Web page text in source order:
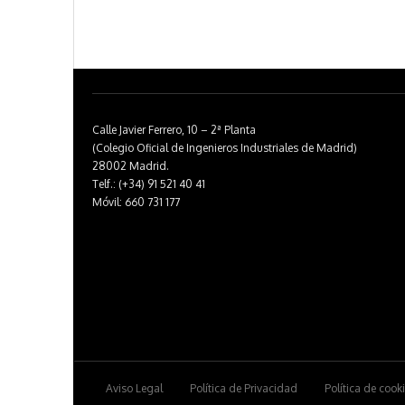
Calle Javier Ferrero, 10 – 2ª Planta
(Colegio Oficial de Ingenieros Industriales de Madrid)
28002 Madrid.
Telf.: (+34) 91 521 40 41
Móvil: 660 731 177
Aviso Legal Política de Privacidad Política de